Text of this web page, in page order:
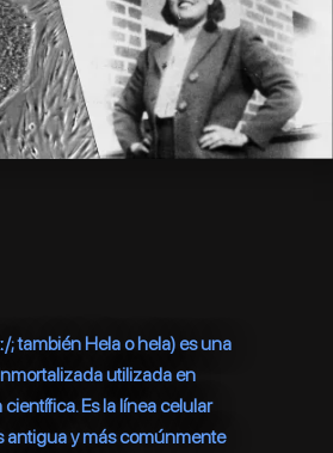
; también Hela o hela) es una
utilizada en
Es la línea celular
antigua y más comúnmente